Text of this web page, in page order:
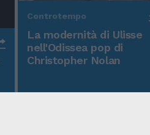
Controtempo
La modernità di Ulisse
nell'Odissea pop di
Christopher Nolan